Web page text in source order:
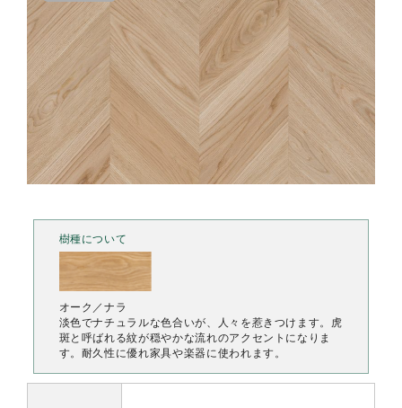
樹種について
オーク／ナラ
淡色でナチュラルな色合いが、人々を惹きつけます。虎
斑と呼ばれる紋が穏やかな流れのアクセントになりま
す。耐久性に優れ家具や楽器に使われます。